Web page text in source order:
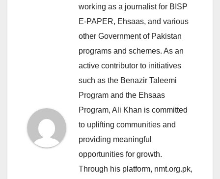
working as a journalist for BISP
E-PAPER, Ehsaas, and various
other Government of Pakistan
programs and schemes. As an
active contributor to initiatives
such as the Benazir Taleemi
Program and the Ehsaas
Program, Ali Khan is committed
to uplifting communities and
providing meaningful
opportunities for growth.
Through his platform, nmt.org.pk,